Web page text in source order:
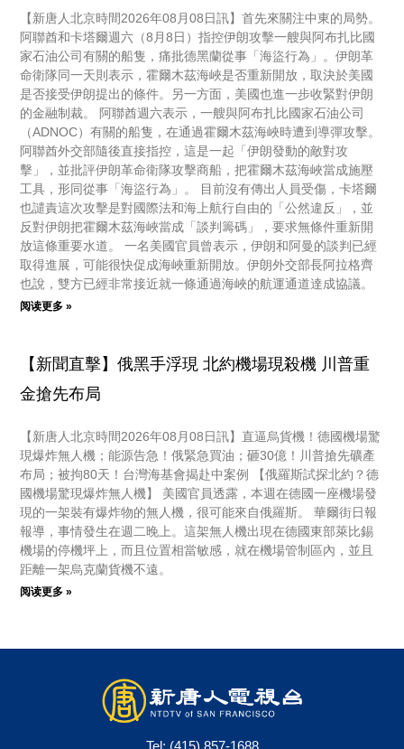
【新唐人北京時間2026年08月08日訊】首先來關注中東的局勢。
阿聯酋和卡塔爾週六（8月8日）指控伊朗攻擊一艘與阿布扎比國
家石油公司有關的船隻，痛批德黑蘭從事「海盜行為」。伊朗革
命衛隊同一天則表示，霍爾木茲海峽是否重新開放，取決於美國
是否接受伊朗提出的條件。另一方面，美國也進一步收緊對伊朗
的金融制裁。 阿聯酋週六表示，一艘與阿布扎比國家石油公司
（ADNOC）有關的船隻，在通過霍爾木茲海峽時遭到導彈攻擊。
阿聯酋外交部隨後直接指控，這是一起「伊朗發動的敵對攻
擊」，並批評伊朗革命衛隊攻擊商船，把霍爾木茲海峽當成施壓
工具，形同從事「海盜行為」。 目前沒有傳出人員受傷，卡塔爾
也譴責這次攻擊是對國際法和海上航行自由的「公然違反」，並
反對伊朗把霍爾木茲海峽當成「談判籌碼」，要求無條件重新開
放這條重要水道。 一名美國官員曾表示，伊朗和阿曼的談判已經
取得進展，可能很快促成海峽重新開放。伊朗外交部長阿拉格齊
也說，雙方已經非常接近就一條通過海峽的航運通道達成協議。
阅读更多 »
【新聞直擊】俄黑手浮現 北約機場現殺機 川普重
金搶先布局
【新唐人北京時間2026年08月08日訊】直逼烏貨機！德國機場驚
現爆炸無人機；能源告急！俄緊急買油；砸30億！川普搶先礦產
布局；被拘80天！台灣海基會揭赴中案例 【俄羅斯試探北約？德
國機場驚現爆炸無人機】 美國官員透露，本週在德國一座機場發
現的一架裝有爆炸物的無人機，很可能來自俄羅斯。 華爾街日報
報導，事情發生在週二晚上。這架無人機出現在德國東部萊比錫
機場的停機坪上，而且位置相當敏感，就在機場管制區內，並且
距離一架烏克蘭貨機不遠。
阅读更多 »